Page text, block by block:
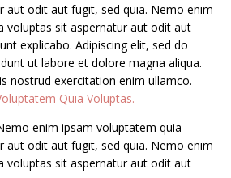
aut odit aut fugit, sed quia. Nemo enim
voluptas sit aspernatur aut odit aut
explicabo. Adipiscing elit, sed do
ut labore et dolore magna aliqua.
nostrud exercitation enim ullamco.
Quia Voluptas.
enim ipsam voluptatem quia
aut odit aut fugit, sed quia. Nemo enim
voluptas sit aspernatur aut odit aut